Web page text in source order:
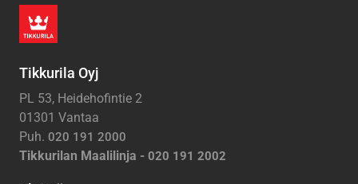
Tikkurila Oyj
PL 53, Heidehofintie 2
01301 Vantaa
Puh. 020 191 2000
Tikkurilan Maalilinja - 020 191 2002